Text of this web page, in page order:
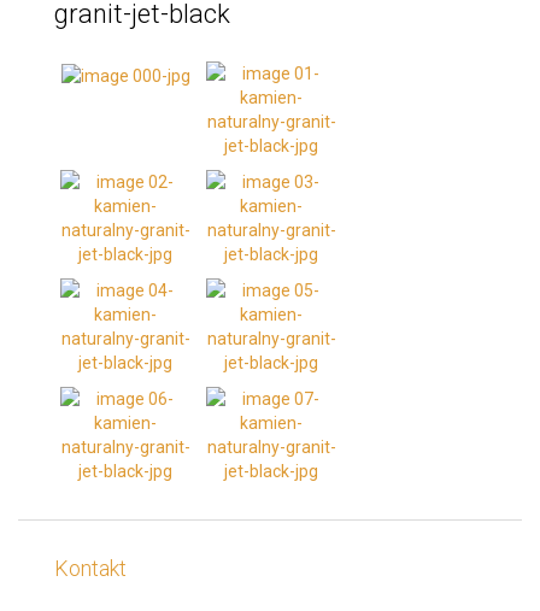
granit-jet-black
Kontakt